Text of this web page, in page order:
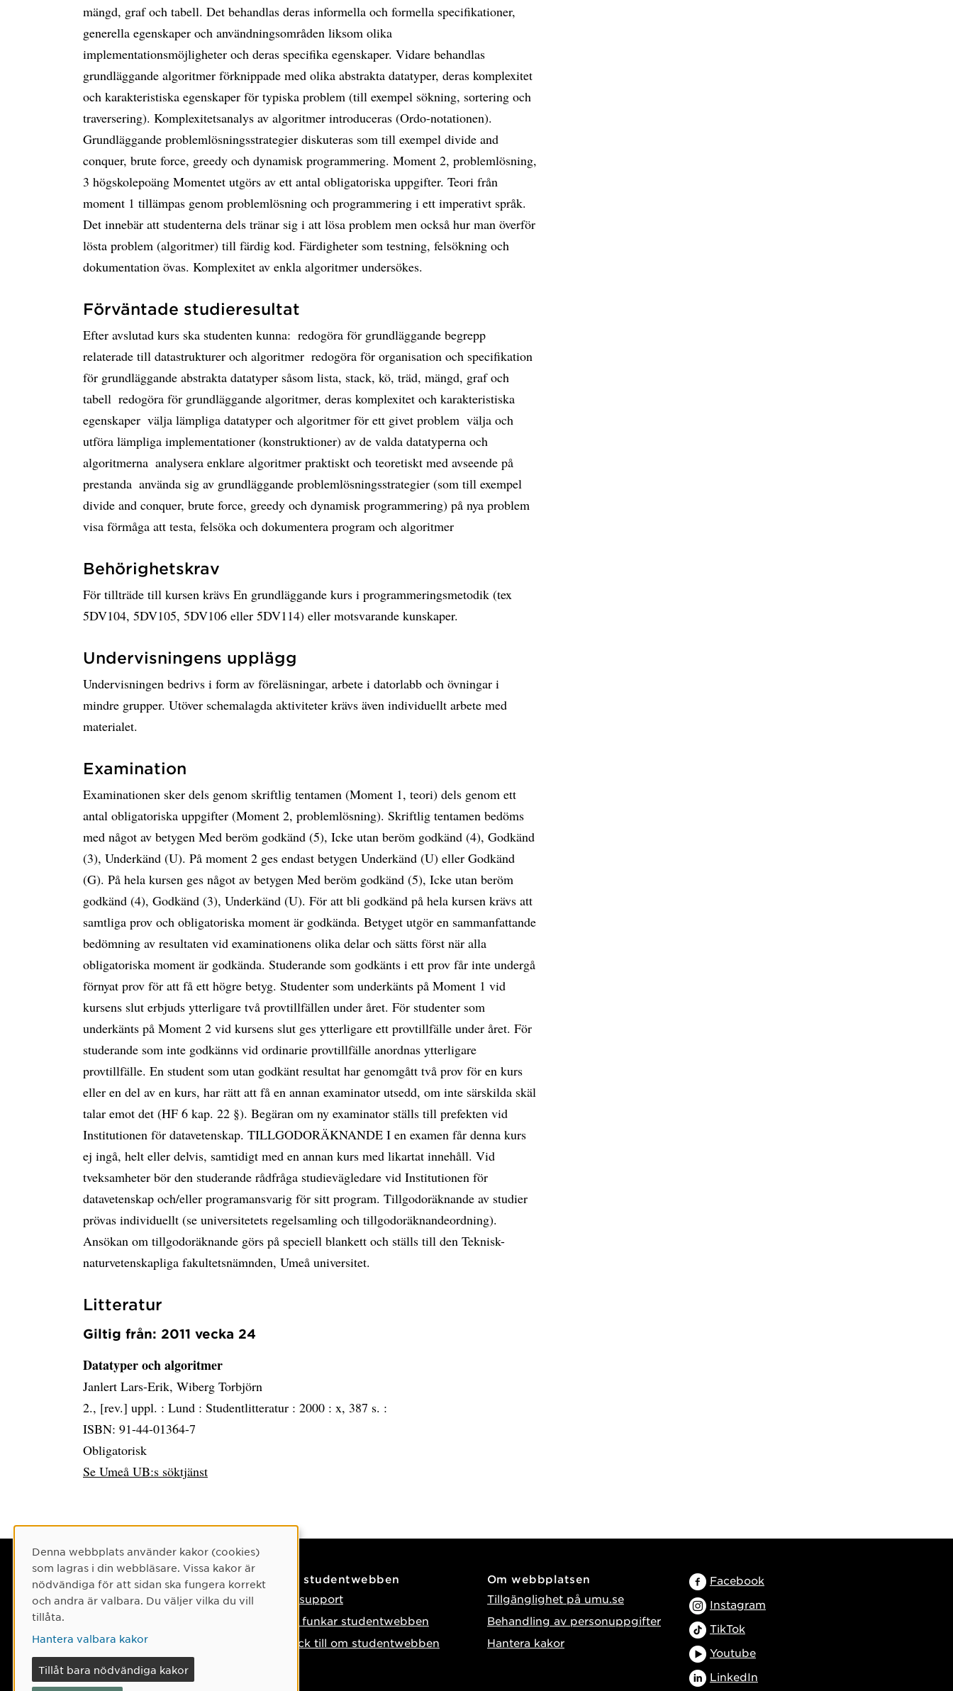
mängd, graf och tabell. Det behandlas deras informella och formella specifikationer,
generella egenskaper och användningsområden liksom olika
implementationsmöjligheter och deras specifika egenskaper. Vidare behandlas
grundläggande algoritmer förknippade med olika abstrakta datatyper, deras komplexitet
och karakteristiska egenskaper för typiska problem (till exempel sökning, sortering och
traversering). Komplexitetsanalys av algoritmer introduceras (Ordo-notationen).
Grundläggande problemlösningsstrategier diskuteras som till exempel divide and
conquer, brute force, greedy och dynamisk programmering. Moment 2, problemlösning,
3 högskolepoäng Momentet utgörs av ett antal obligatoriska uppgifter. Teori från
moment 1 tillämpas genom problemlösning och programmering i ett imperativt språk.
Det innebär att studenterna dels tränar sig i att lösa problem men också hur man överför
lösta problem (algoritmer) till färdig kod. Färdigheter som testning, felsökning och
dokumentation övas. Komplexitet av enkla algoritmer undersökes.
Förväntade studieresultat
Efter avslutad kurs ska studenten kunna:  redogöra för grundläggande begrepp
relaterade till datastrukturer och algoritmer  redogöra för organisation och specifikation
för grundläggande abstrakta datatyper såsom lista, stack, kö, träd, mängd, graf och
tabell  redogöra för grundläggande algoritmer, deras komplexitet och karakteristiska
egenskaper  välja lämpliga datatyper och algoritmer för ett givet problem  välja och
utföra lämpliga implementationer (konstruktioner) av de valda datatyperna och
algoritmerna  analysera enklare algoritmer praktiskt och teoretiskt med avseende på
prestanda  använda sig av grundläggande problemlösningsstrategier (som till exempel
divide and conquer, brute force, greedy och dynamisk programmering) på nya problem 
visa förmåga att testa, felsöka och dokumentera program och algoritmer
Behörighetskrav
För tillträde till kursen krävs En grundläggande kurs i programmeringsmetodik (tex
5DV104, 5DV105, 5DV106 eller 5DV114) eller motsvarande kunskaper.
Undervisningens upplägg
Undervisningen bedrivs i form av föreläsningar, arbete i datorlabb och övningar i
mindre grupper. Utöver schemalagda aktiviteter krävs även individuellt arbete med
materialet.
Examination
Examinationen sker dels genom skriftlig tentamen (Moment 1, teori) dels genom ett
antal obligatoriska uppgifter (Moment 2, problemlösning). Skriftlig tentamen bedöms
med något av betygen Med beröm godkänd (5), Icke utan beröm godkänd (4), Godkänd
(3), Underkänd (U). På moment 2 ges endast betygen Underkänd (U) eller Godkänd
(G). På hela kursen ges något av betygen Med beröm godkänd (5), Icke utan beröm
godkänd (4), Godkänd (3), Underkänd (U). För att bli godkänd på hela kursen krävs att
samtliga prov och obligatoriska moment är godkända. Betyget utgör en sammanfattande
bedömning av resultaten vid examinationens olika delar och sätts först när alla
obligatoriska moment är godkända. Studerande som godkänts i ett prov får inte undergå
förnyat prov för att få ett högre betyg. Studenter som underkänts på Moment 1 vid
kursens slut erbjuds ytterligare två provtillfällen under året. För studenter som
underkänts på Moment 2 vid kursens slut ges ytterligare ett provtillfälle under året. För
studerande som inte godkänns vid ordinarie provtillfälle anordnas ytterligare
provtillfälle. En student som utan godkänt resultat har genomgått två prov för en kurs
eller en del av en kurs, har rätt att få en annan examinator utsedd, om inte särskilda skäl
talar emot det (HF 6 kap. 22 §). Begäran om ny examinator ställs till prefekten vid
Institutionen för datavetenskap. TILLGODORÄKNANDE I en examen får denna kurs
ej ingå, helt eller delvis, samtidigt med en annan kurs med likartat innehåll. Vid
tveksamheter bör den studerande rådfråga studievägledare vid Institutionen för
datavetenskap och/eller programansvarig för sitt program. Tillgodoräknande av studier
prövas individuellt (se universitetets regelsamling och tillgodoräknandeordning).
Ansökan om tillgodoräknande görs på speciell blankett och ställs till den Teknisk-
naturvetenskapliga fakultetsnämnden, Umeå universitet.
Litteratur
Giltig från: 2011 vecka 24
Datatyper och algoritmer
Janlert Lars-Erik, Wiberg Torbjörn
2., [rev.] uppl. : Lund : Studentlitteratur : 2000 : x, 387 s. :
ISBN: 91-44-01364-7
Obligatorisk
Se Umeå UB:s söktjänst
Kontaktuppgifter
Kontakta oss
Hitta till oss
Om något händer
På studentwebben
IT-support
Så funkar studentwebben
Tyck till om studentwebben
Om webbplatsen
Tillgänglighet på umu.se
Behandling av personuppgifter
Hantera kakor
Facebook
Instagram
TikTok
Youtube
LinkedIn
Cookie-samtycke
Denna webbplats använder kakor (cookies)
som lagras i din webbläsare. Vissa kakor är
nödvändiga för att sidan ska fungera korrekt
och andra är valbara. Du väljer vilka du vill
tillåta.
Hantera valbara kakor
Tillåt bara nödvändiga kakor